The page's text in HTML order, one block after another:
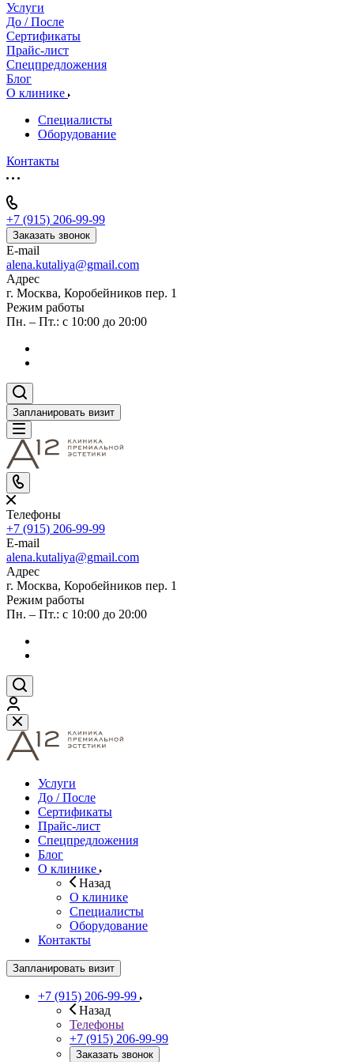
Услуги
До / После
Сертификаты
Прайс-лист
Спецпредложения
Блог
О клинике
Специалисты
Оборудование
Контакты
+7 (915) 206-99-99
Заказать звонок
E-mail
alena.kutaliya@gmail.com
Адрес
г. Москва, Коробейников пер. 1
Режим работы
Пн. – Пт.: с 10:00 до 20:00
Запланировать визит
Телефоны
+7 (915) 206-99-99
E-mail
alena.kutaliya@gmail.com
Адрес
г. Москва, Коробейников пер. 1
Режим работы
Пн. – Пт.: с 10:00 до 20:00
Услуги
До / После
Сертификаты
Прайс-лист
Спецпредложения
Блог
О клинике
Назад
О клинике
Специалисты
Оборудование
Контакты
Запланировать визит
+7 (915) 206-99-99
Назад
Телефоны
+7 (915) 206-99-99
Заказать звонок